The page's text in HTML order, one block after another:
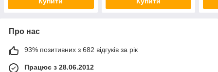
Про нас
93% позитивних з 682 відгуків за рік
Працює з 28.06.2012